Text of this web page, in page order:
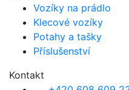
Vozíky na prádlo
Klecové vozíky
Potahy a tašky
Příslušenství
Kontakt